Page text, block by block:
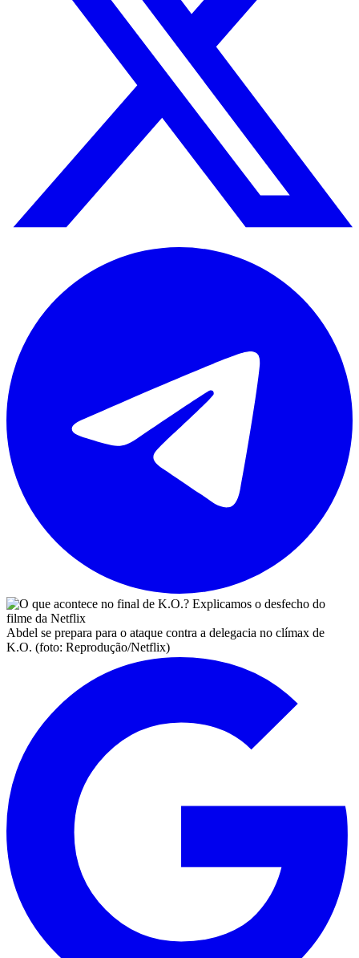
Abdel se prepara para o ataque contra a delegacia no clímax de
K.O. (foto: Reprodução/Netflix)